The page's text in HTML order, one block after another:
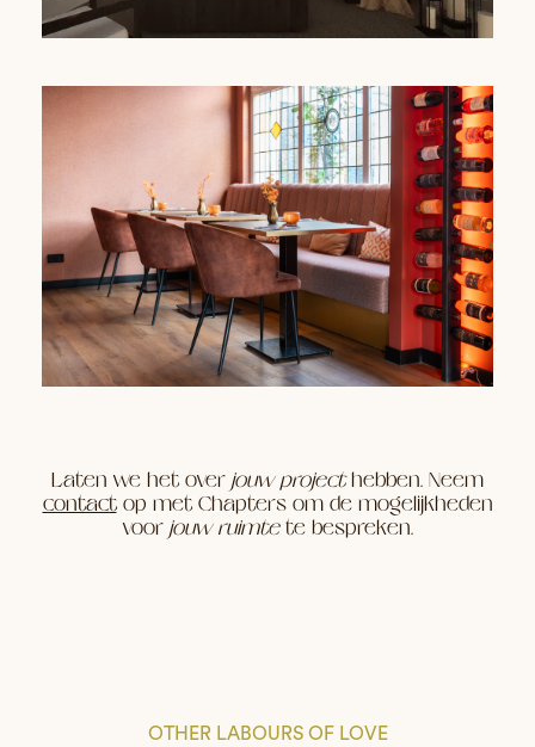
Laten we het over jouw projecthebben. Neem
contactop met Chapters om de mogelijkheden
voor jouw ruimtete bespreken.
OTHER LABOURS OF LOVE